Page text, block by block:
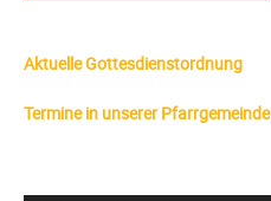
Aktuelle Gottesdienstordnung
Termine in unserer Pfarrgemeinde